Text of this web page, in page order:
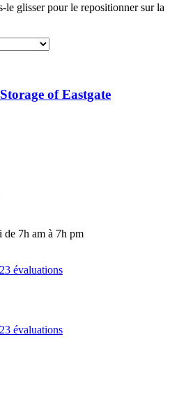
le glisser pour le repositionner sur la
of Eastgate
7h am à 7h pm
évaluations
évaluations